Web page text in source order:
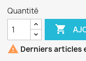
Quantité

 Derniers articles